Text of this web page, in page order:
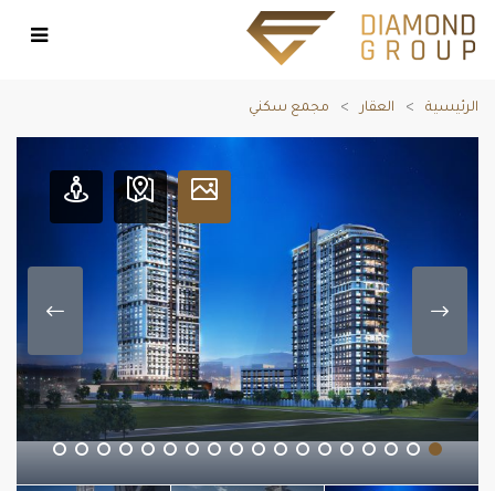
الرئيسية العقار مجمع سكني